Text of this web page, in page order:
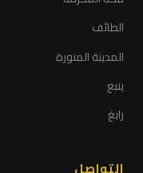
الطائف
المدينة المنورة
ينبع
رابغ